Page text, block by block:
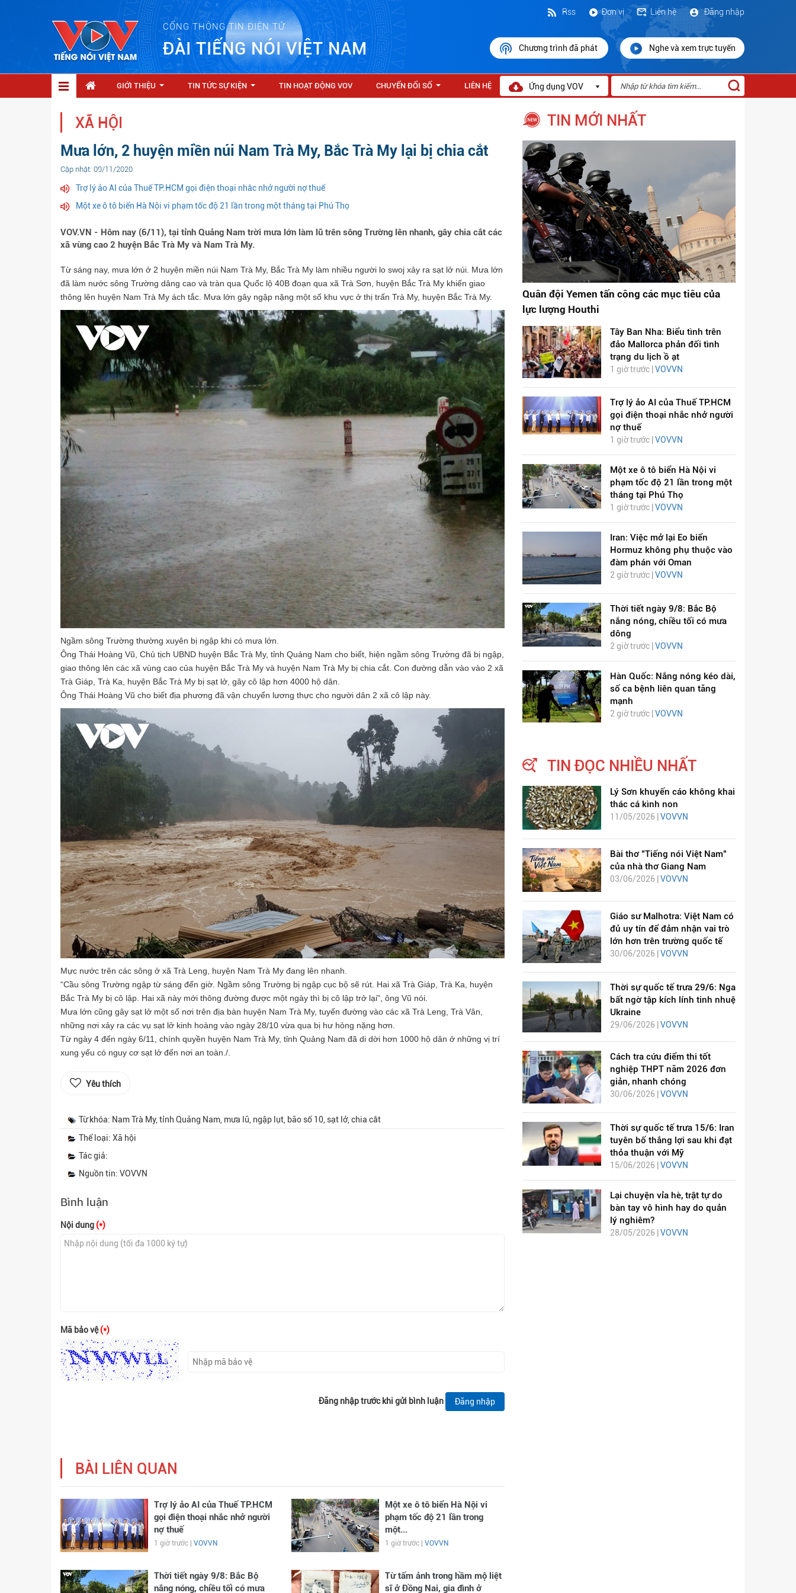
CỔNG THÔNG TIN ĐIỆN TỬ
ĐÀI TIẾNG NÓI VIỆT NAM
Đăng nhập
Liên hệ
Đơn vị
Rss
Chương trình đã phát Nghe và xem trực tuyến
GIỚI THIỆU TIN TỨC SỰ KIỆN TIN HOẠT ĐỘNG VOV CHUYỂN ĐỔI SỐ LIÊN HỆ Ứng dụng VOV
XÃ HỘI
Mưa lớn, 2 huyện miền núi Nam Trà My, Bắc Trà My lại bị chia cắt
Cập nhật: 09/11/2020
Trợ lý ảo AI của Thuế TP.HCM gọi điện thoại nhắc nhở người nợ thuế
Một xe ô tô biển Hà Nội vi phạm tốc độ 21 lần trong một tháng tại Phú Thọ
VOV.VN - Hôm nay (6/11), tại tỉnh Quảng Nam trời mưa lớn làm lũ trên sông Trường lên nhanh, gây chia cắt các
xã vùng cao 2 huyện Bắc Trà My và Nam Trà My.
Từ sáng nay, mưa lớn ở 2 huyện miền núi Nam Trà My, Bắc Trà My làm nhiều người lo swoj xảy ra sạt lở núi. Mưa lớn
đã làm nước sông Trường dâng cao và tràn qua Quốc lộ 40B đoạn qua xã Trà Sơn, huyện Bắc Trà My khiến giao
thông lên huyện Nam Trà My ách tắc. Mưa lớn gây ngập nặng một số khu vực ở thị trấn Trà My, huyện Bắc Trà My.
Ngầm sông Trường thường xuyên bị ngập khi có mưa lớn.
Ông Thái Hoàng Vũ, Chủ tịch UBND huyện Bắc Trà My, tỉnh Quảng Nam cho biết, hiện ngầm sông Trường đã bị ngập,
giao thông lên các xã vùng cao của huyện Bắc Trà My và huyện Nam Trà My bị chia cắt. Con đường dẫn vào vào 2 xã
Trà Giáp, Trà Ka, huyện Bắc Trà My bị sạt lở, gây cô lập hơn 4000 hộ dân.
Ông Thái Hoàng Vũ cho biết địa phương đã vận chuyển lương thực cho người dân 2 xã cô lập này.
Mực nước trên các sông ở xã Trà Leng, huyện Nam Trà My đang lên nhanh.
“Cầu sông Trường ngập từ sáng đến giờ. Ngầm sông Trường bị ngập cục bộ sẽ rút. Hai xã Trà Giáp, Trà Ka, huyện
Bắc Trà My bị cô lập. Hai xã này mới thông đường được một ngày thì bị cô lập trở lại", ông Vũ nói.
Mưa lớn cũng gây sạt lở một số nơi trên địa bàn huyện Nam Trà My, tuyến đường vào các xã Trà Leng, Trà Vân,
những nơi xảy ra các vụ sạt lở kinh hoàng vào ngày 28/10 vừa qua bị hư hỏng nặng hơn.
Từ ngày 4 đến ngày 6/11, chính quyền huyện Nam Trà My, tỉnh Quảng Nam đã di dời hơn 1000 hộ dân ở những vị trí
xung yếu có nguy cơ sạt lở đến nơi an toàn./.
Yêu thích
Từ khóa: Nam Trà My, tỉnh Quảng Nam, mưa lũ, ngập lụt, bão số 10, sạt lở, chia cắt
Thể loại: Xã hội
Tác giả:
Nguồn tin: VOVVN
Bình luận
Nội dung (*)
Mã bảo vệ(*)
Đăng nhập trước khi gửi bình luận Đăng nhập
BÀI LIÊN QUAN
Trợ lý ảo AI của Thuế TP.HCM
gọi điện thoại nhắc nhở người
nợ thuế
1 giờ trước | VOVVN
Một xe ô tô biển Hà Nội vi
phạm tốc độ 21 lần trong
một...
1 giờ trước | VOVVN
Thời tiết ngày 9/8: Bắc Bộ
nắng nóng, chiều tối có mưa
Từ tấm ảnh trong hầm mộ liệt
sĩ ở Đồng Nai, gia đình ở
TIN MỚI NHẤT
Quân đội Yemen tấn công các mục tiêu của
lực lượng Houthi
Tây Ban Nha: Biểu tình trên
đảo Mallorca phản đối tình
trạng du lịch ồ ạt
1 giờ trước | VOVVN
Trợ lý ảo AI của Thuế TP.HCM
gọi điện thoại nhắc nhở người
nợ thuế
1 giờ trước | VOVVN
Một xe ô tô biển Hà Nội vi
phạm tốc độ 21 lần trong một
tháng tại Phú Thọ
1 giờ trước | VOVVN
Iran: Việc mở lại Eo biển
Hormuz không phụ thuộc vào
đàm phán với Oman
2 giờ trước | VOVVN
Thời tiết ngày 9/8: Bắc Bộ
nắng nóng, chiều tối có mưa
dông
2 giờ trước | VOVVN
Hàn Quốc: Nắng nóng kéo dài,
số ca bệnh liên quan tăng
mạnh
2 giờ trước | VOVVN
TIN ĐỌC NHIỀU NHẤT
Lý Sơn khuyến cáo không khai
thác cá kình non
11/05/2026 | VOVVN
Bài thơ "Tiếng nói Việt Nam"
của nhà thơ Giang Nam
03/06/2026 | VOVVN
Giáo sư Malhotra: Việt Nam có
đủ uy tín để đảm nhận vai trò
lớn hơn trên trường quốc tế
30/06/2026 | VOVVN
Thời sự quốc tế trưa 29/6: Nga
bất ngờ tập kích lính tinh nhuệ
Ukraine
29/06/2026 | VOVVN
Cách tra cứu điểm thi tốt
nghiệp THPT năm 2026 đơn
giản, nhanh chóng
30/06/2026 | VOVVN
Thời sự quốc tế trưa 15/6: Iran
tuyên bố thắng lợi sau khi đạt
thỏa thuận với Mỹ
15/06/2026 |VOVVN
Lại chuyện vỉa hè, trật tự do
bàn tay vô hình hay do quản
lý nghiêm?
28/05/2026 |VOVVN